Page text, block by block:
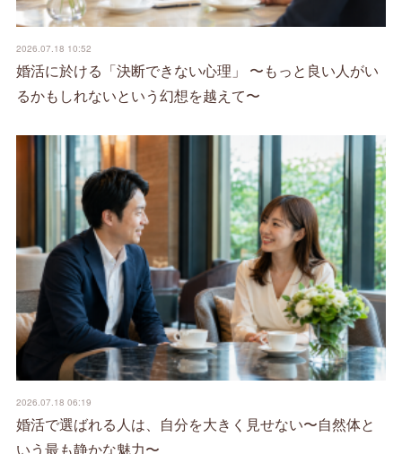
2026.07.18 10:52
婚活に於ける「決断できない心理」 〜もっと良い人がい
るかもしれないという幻想を越えて〜
2026.07.18 06:19
婚活で選ばれる人は、自分を大きく見せない〜自然体と
いう最も静かな魅力〜